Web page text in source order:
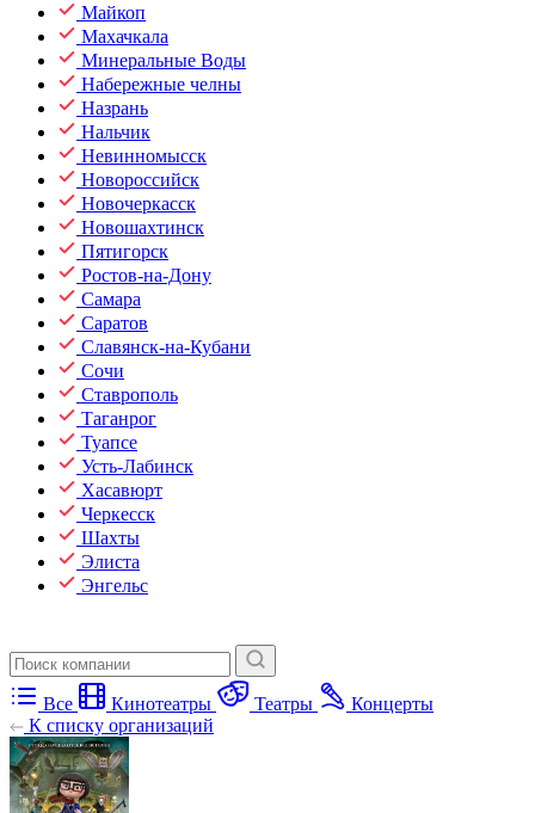
Майкоп
Махачкала
Минеральные Воды
Набережные челны
Назрань
Нальчик
Невинномысск
Новороссийск
Новочеркасск
Новошахтинск
Пятигорск
Ростов-на-Дону
Самара
Саратов
Славянск-на-Кубани
Сочи
Ставрополь
Таганрог
Туапсе
Усть-Лабинск
Хасавюрт
Черкесск
Шахты
Элиста
Энгельс
Все Кинотеатры Театры
Концерты
К списку организаций